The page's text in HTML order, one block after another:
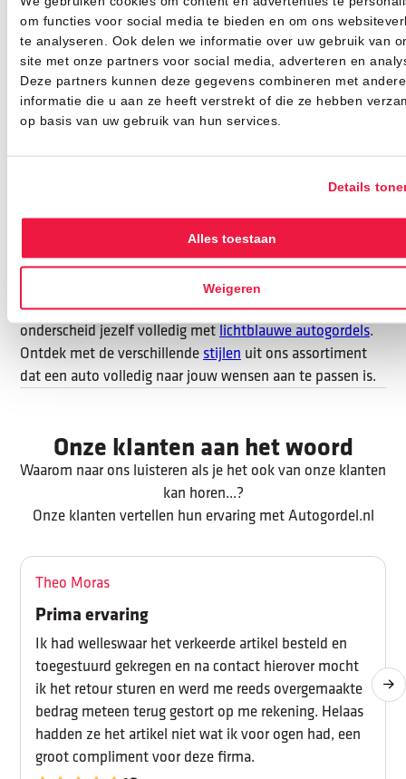
om functies voor social media te bieden en om ons
te analyseren. Ook delen we informatie over uw gebruik van
site met onze partners voor social media, adverteren en
Deze partners kunnen deze gegevens combineren met andere
informatie die u aan ze heeft verstrekt of die ze hebben
op basis van uw gebruik van hun services.
Details
Alles toestaan
Weigeren
Het gaat niet alleen om het er goed uitzien, maar ook om
het veilig en beschermd zijn op de weg. En met de zwarte
gordel met banen hoef je geen compromis te sluiten
tussen het een of het ander.
Samenvattend, de zwarte autogordel met banen
combineert naadloos functionaliteit, veiligheid en
passagiers zowel veilig als in stijl op hun bestemming
aankomen.
Jouw auto, jouw stijl
Autogordel.nlheeft maar liefst 23 verschillende kleuren
autogordels. Zo vind je altijd een stijl die bij je past! Kies
eenAMG rode autogordelvoor een luxe uitstraling of
onderscheid jezelf volledig metlichtblauwe autogordels.
Ontdek met de verschillende stijlen uit ons assortiment
dat een auto volledig naar jouw wensen aan te passen is.
Onze klanten aan het woord
Waarom naar ons luisteren als je het ook van onze klanten
kan horen...?
Onze klanten vertellen hun ervaring met Autogordel.nl
Theo Moras
Prima ervaring
Ik had welleswaar het verkeerde artikel besteld en
toegestuurd gekregen en na contact hierover mocht
ik het retour sturen en werd me reeds overgemaakte
bedrag meteen terug gestort op me rekening. Helaas
hadden ze het artikel niet wat ik voor ogen had, een
groot compliment voor deze firma.